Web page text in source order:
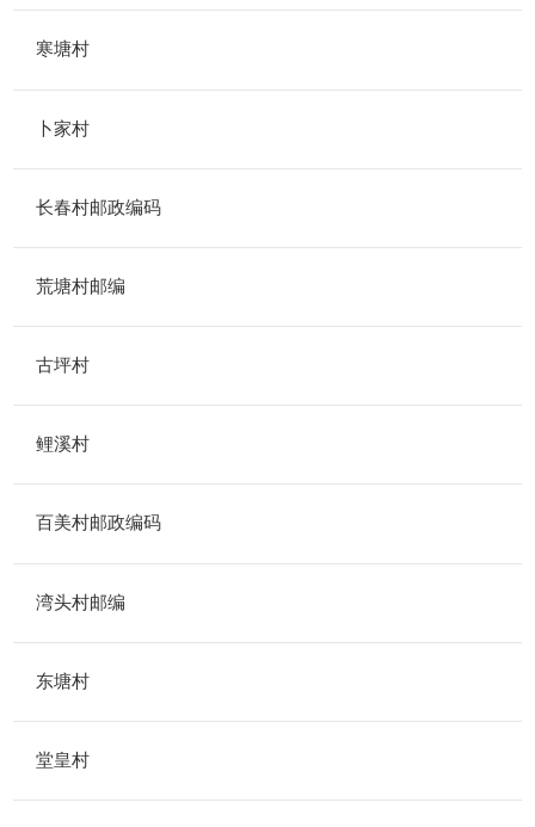
寒塘村
卜家村
长春村邮政编码
荒塘村邮编
古坪村
鲤溪村
百美村邮政编码
湾头村邮编
东塘村
堂皇村